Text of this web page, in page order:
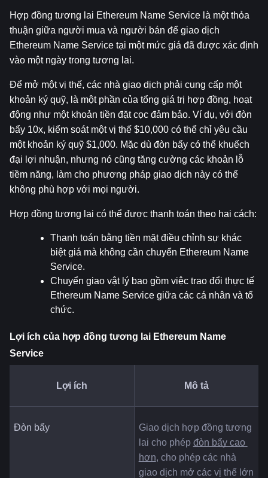
Hợp đồng tương lai Ethereum Name Service là một thỏa
thuận giữa người mua và người bán để giao dịch
Ethereum Name Service tại một mức giá đã được xác định
vào một ngày trong tương lai.
Để mở một vị thế, các nhà giao dịch phải cung cấp một
khoản ký quỹ, là một phần của tổng giá trị hợp đồng, hoạt
động như một khoản tiền đặt cọc đảm bảo. Ví dụ, với đòn
bẩy 10x, kiểm soát một vị thế $10,000 có thể chỉ yêu cầu
một khoản ký quỹ $1,000. Mặc dù đòn bẩy có thể khuếch
đại lợi nhuận, nhưng nó cũng tăng cường các khoản lỗ
tiềm năng, làm cho phương pháp giao dịch này có thể
không phù hợp với mọi người.
Hợp đồng tương lai có thể được thanh toán theo hai cách:
Thanh toán bằng tiền mặt điều chỉnh sự khác
biệt giá mà không cần chuyển Ethereum Name
Service.
Chuyển giao vật lý bao gồm việc trao đổi thực tế
Ethereum Name Service giữa các cá nhân và tổ
chức.
Lợi ích của hợp đồng tương lai Ethereum Name
Service
Lợi ích Mô tả
Đòn bẩy
Giao dịch hợp đồng tương
lai cho phép đòn bẩy cao
hơn, cho phép các nhà
giao dịch mở các vị thế lớn